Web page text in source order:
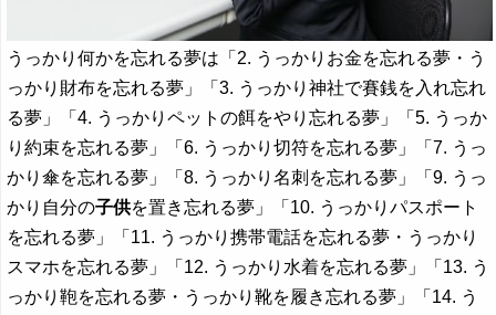
うっかり何かを忘れる夢は「2. うっかりお金を忘れる夢・う
っかり財布を忘れる夢」「3. うっかり神社で賽銭を入れ忘れ
る夢」「4. うっかりペットの餌をやり忘れる夢」「5. うっか
り約束を忘れる夢」「6. うっかり切符を忘れる夢」「7. うっ
かり傘を忘れる夢」「8. うっかり名刺を忘れる夢」「9. うっ
かり自分の子供を置き忘れる夢」「10. うっかりパスポート
を忘れる夢」「11. うっかり携帯電話を忘れる夢・うっかり
スマホを忘れる夢」「12. うっかり水着を忘れる夢」「13. う
っかり鞄を忘れる夢・うっかり靴を履き忘れる夢」「14. う